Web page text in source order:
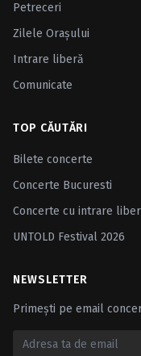
Petreceri
Zilele Oraşului
Intrare liberă
Comunicate
TOP CĂUTĂRI
Bilete concerte
Concerte Bucuresti
Concerte cu intrare
UNTOLD Festival 2026
NEWSLETTER
Primești pe email